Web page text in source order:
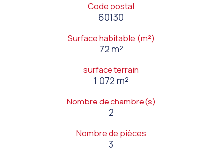
Code postal
60130
Surface habitable (m²)
72 m²
surface terrain
1 072 m²
Nombre de chambre(s)
2
Nombre de pièces
3